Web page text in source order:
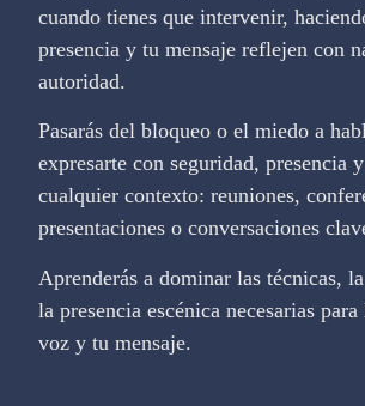
cuando tienes que intervenir,
presencia y tu mensaje reflejen con
autoridad.
Pasarás del bloqueo o el miedo a
expresarte con seguridad, presencia
cualquier contexto: reuniones,
presentaciones o conversaciones
Aprenderás a dominar las técnicas,
la presencia escénica necesarias
voz y tu mensaje.